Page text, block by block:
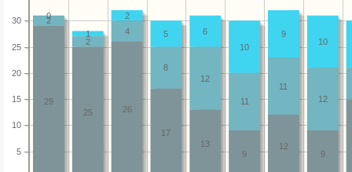
5
10
15
20
25
30
9
12
9
13
17
26
25
29 12
11
11
12
8
4
2
2
10
9
10
6
5
2
1
0